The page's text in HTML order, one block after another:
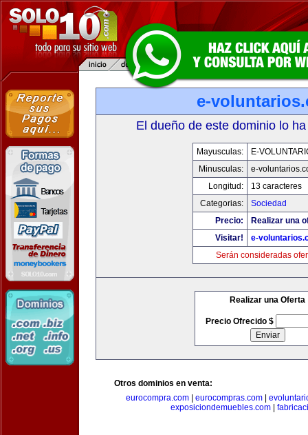
e-
El dueño de este dominio lo
Mayusculas:
E-
Minusculas:
e-
Longitud:
13 caracteres
Categorias:
Sociedad
Precio:
Realizar una
Visitar!
e-
Serán consideradas
Realizar una Oferta
Precio Ofrecido $
Otros dominios en venta:
eurocompra.com| eurocompras.com|
exposiciondemuebles.com|